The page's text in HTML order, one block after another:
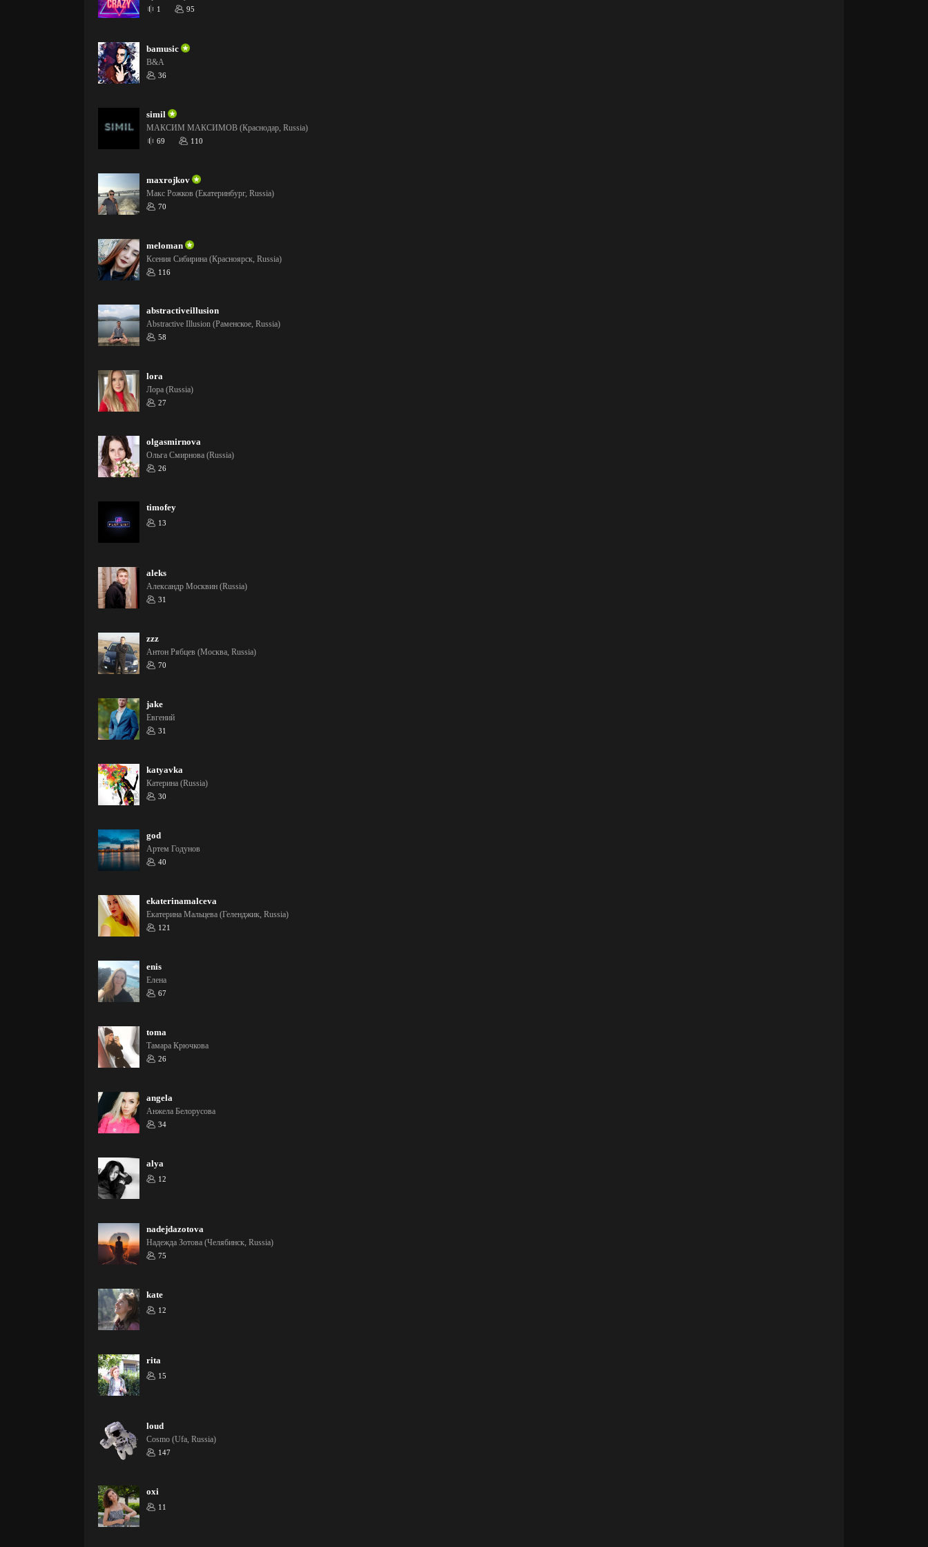
1 95
bamusic
B&A
36
simil
МАКСИМ МАКСИМОВ (Краснодар, Russia)
69 110
maxrojkov
Макс Рожков (Екатеринбург, Russia)
70
meloman
Ксения Сибирина (Красноярск, Russia)
116
abstractiveillusion
Abstractive Illusion (Раменское, Russia)
58
lora
Лора (Russia)
27
olgasmirnova
Ольга Смирнова (Russia)
26
timofey
13
aleks
Александр Москвин (Russia)
31
zzz
Антон Рябцев (Москва, Russia)
70
jake
Евгений
31
katyavka
Катерина (Russia)
30
god
Артем Годунов
40
ekaterinamalceva
Екатерина Мальцева (Геленджик, Russia)
121
enis
Елена
67
toma
Тамара Крючкова
26
angela
Анжела Белорусова
34
alya
12
nadejdazotova
Надежда Зотова (Челябинск, Russia)
75
kate
12
rita
15
loud
Cosmo (Ufa, Russia)
147
oxi
11